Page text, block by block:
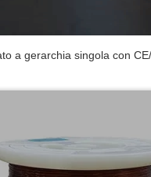
a gerarchia singola con CE/